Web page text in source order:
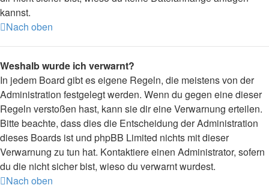
kannst.
Nach oben
Weshalb wurde ich verwarnt?
In jedem Board gibt es eigene Regeln, die meistens von der
Administration festgelegt werden. Wenn du gegen eine dieser
Regeln verstoßen hast, kann sie dir eine Verwarnung erteilen.
Bitte beachte, dass dies die Entscheidung der Administration
dieses Boards ist und phpBB Limited nichts mit dieser
Verwarnung zu tun hat. Kontaktiere einen Administrator, sofern
du die nicht sicher bist, wieso du verwarnt wurdest.
Nach oben